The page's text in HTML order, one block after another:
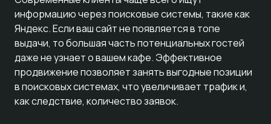
информацию через поисковые системы, такие как
Яндекс. Если ваш сайт не появляется в топе
выдачи, то большая часть потенциальных гостей
даже не узнает о вашем кафе. Эффективное
продвижение позволяет занять выгодные позиции
в поисковых системах, что увеличивает трафик и,
как следствие, количество заявок.